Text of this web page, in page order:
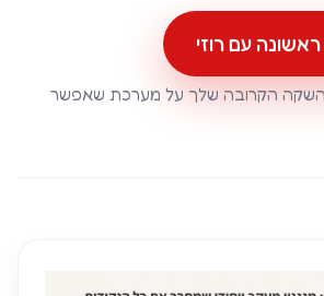
עם רוזי
הקרובה שלך על מערכת שאפשר